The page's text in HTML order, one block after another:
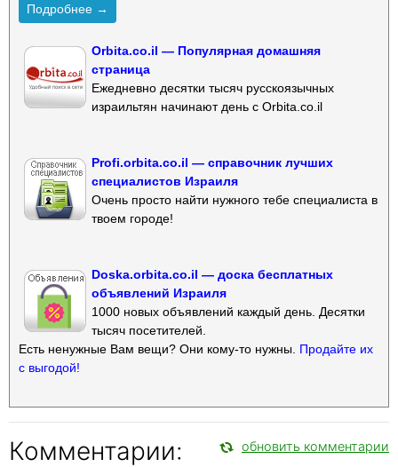
Подробнее →
Orbita.co.il — Популярная домашняя
страница
Ежедневно десятки тысяч русскоязычных
израильтян начинают день с Orbita.co.il
Profi.orbita.co.il — справочник лучших
специалистов Израиля
Очень просто найти нужного тебе специалиста в
твоем городе!
Doska.orbita.co.il — доска бесплатных
объявлений Израиля
1000 новых объявлений каждый день. Десятки
тысяч посетителей.
Есть ненужные Вам вещи? Они кому-то нужны. Продайте их
с выгодой!
Комментарии: обновить комментарии